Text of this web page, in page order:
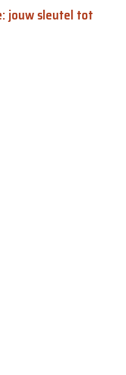
jouw sleutel tot